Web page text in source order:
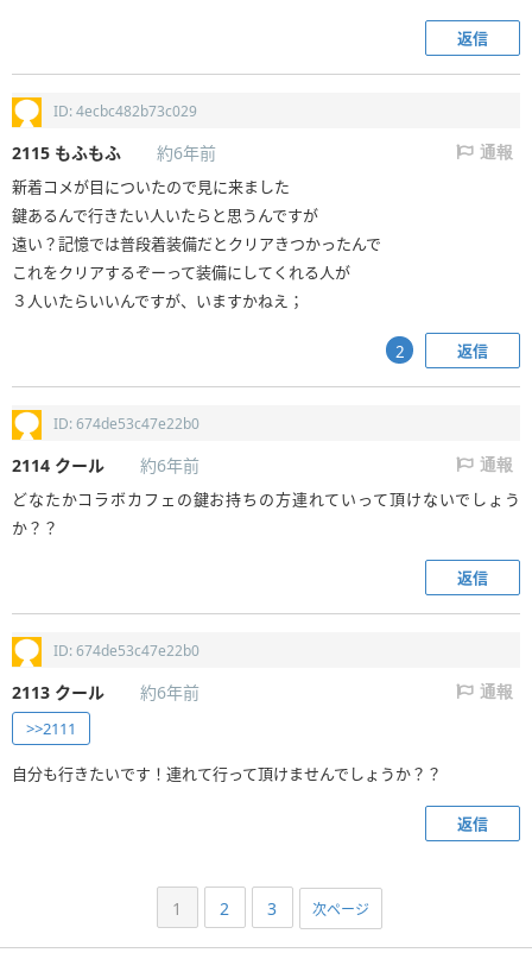
返信
ID: 4ecbc482b73c029
2115 もふもふ 約6年前 通報
新着コメが目についたので見に来ました
鍵あるんで行きたい人いたらと思うんですが
遠い？記憶では普段着装備だとクリアきつかったんで
これをクリアするぞーって装備にしてくれる人が
３人いたらいいんですが、いますかねえ；
返信
2
ID: 674de53c47e22b0
2114 クール 約6年前 通報
どなたかコラボカフェの鍵お持ちの方連れていって頂けないでしょう
か？？
返信
ID: 674de53c47e22b0
2113 クール 約6年前 通報
>>2111
自分も行きたいです！連れて行って頂けませんでしょうか？？
返信
1 2 3 次ページ